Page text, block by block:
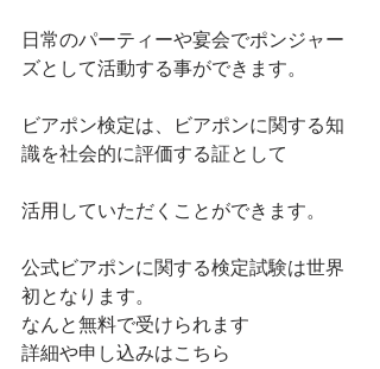
日常のパーティーや宴会でポンジャー
ズとして活動する事ができます。
ビアポン検定は、ビアポンに関する知
識を社会的に評価する証として
活用していただくことができます。
公式ビアポンに関する検定試験は世界
初となります。
なんと無料で受けられます
詳細や申し込みはこちら